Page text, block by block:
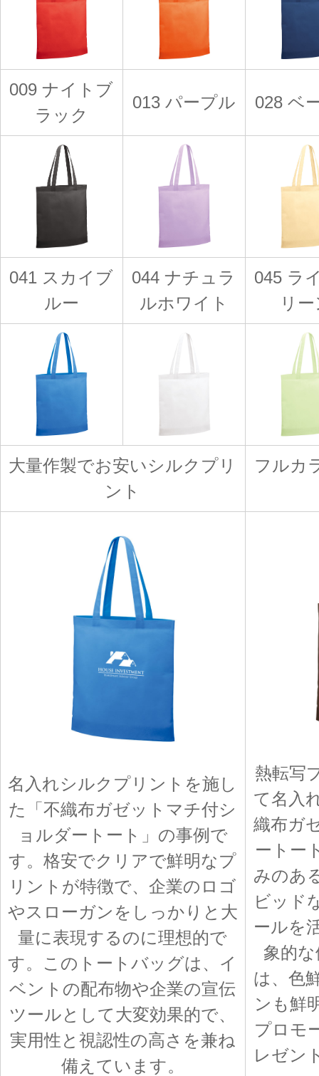
009 ナイトブ
ラック
013 パープル 028 ベ
041 スカイブ
ルー
044 ナチュラ
ルホワイト
045 ラ
リ
大量作製でお安いシルクプリ
ント
フルカ
名入れシルクプリントを施し
た「不織布ガゼットマチ付シ
ョルダートート」の事例で
す。格安でクリアで鮮明なプ
リントが特徴で、企業のロゴ
やスローガンをしっかりと大
量に表現するのに理想的で
す。このトートバッグは、イ
ベントの配布物や企業の宣伝
ツールとして大変効果的で、
実用性と視認性の高さを兼ね
備えています。
熱転写
て名入
織布ガ
ートー
みのあ
ビッド
ールを
象的
は、色
ンも鮮
プロモ
レゼン